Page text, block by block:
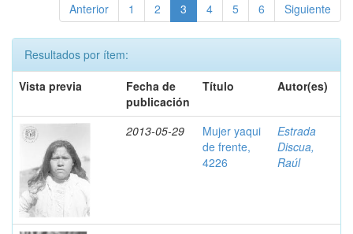
Anterior 1 2 3 4 5 6 Siguiente
Resultados por ítem:
Vista previa
Fecha de
publicación
Título Autor(es)
2013-05-29
Mujer yaqui
de frente,
4226
Estrada
Discua,
Raúl